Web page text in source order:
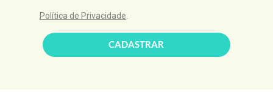
Política de Privacidade
CADASTRAR